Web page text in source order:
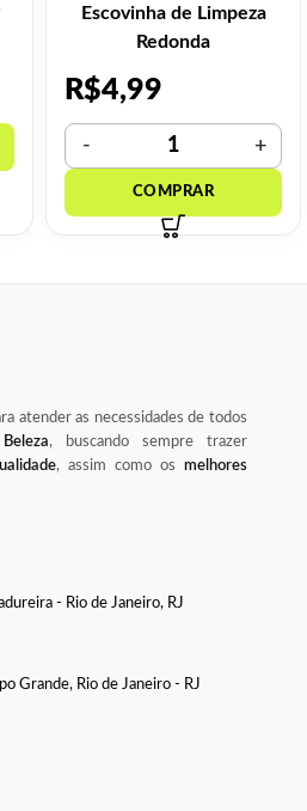
Escovinha de Limpeza
Redonda
R$4,99
atender as necessidades de todos
Beleza, buscando sempre trazer
, assim como os melhores
- Rio de Janeiro, RJ
Grande, Rio de Janeiro - RJ